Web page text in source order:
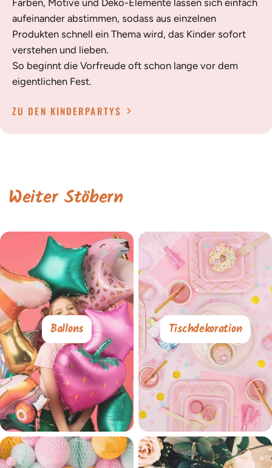
Farben, Motive und Deko-Elemente lassen sich einfach
aufeinander abstimmen, sodass aus einzelnen
Produkten schnell ein Thema wird, das Kinder sofort
verstehen und lieben.
So beginnt die Vorfreude oft schon lange vor dem
eigentlichen Fest.
ZU DEN KINDERPARTYS
Weiter Stöbern
Ballons Tischdekoration